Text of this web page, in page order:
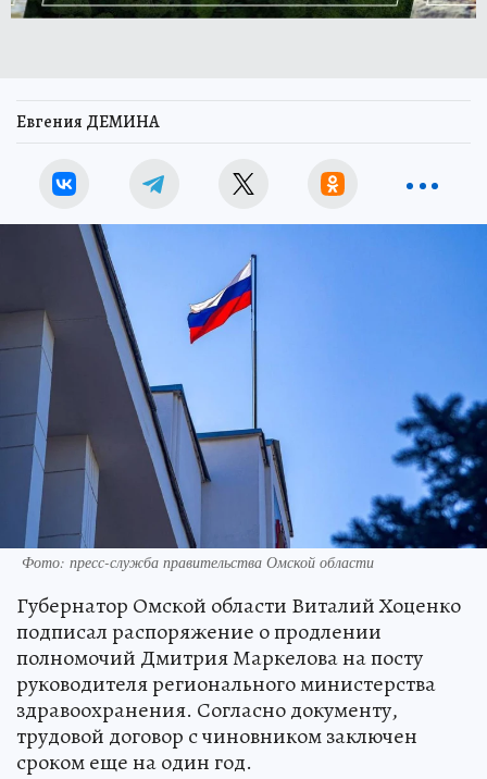
Евгения ДЕМИНА
Фото: пресс-служба правительства Омской области
Губернатор Омской области Виталий Хоценко
подписал распоряжение о продлении
полномочий Дмитрия Маркелова на посту
руководителя регионального министерства
здравоохранения. Согласно документу,
трудовой договор с чиновником заключен
сроком еще на один год.